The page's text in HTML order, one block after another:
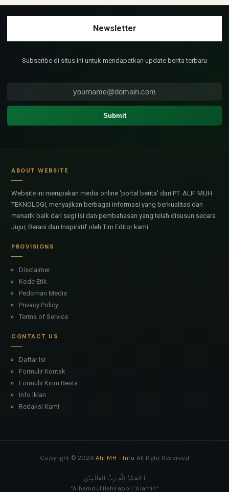
Subscribe di situs ini untuk mendapatkan update berita terbaru
ABOUT WEBSITE
Website ini merupakan media online 'portal berita' dari PT. ALIF MUH
TEKNOLOGI, menyajikan berbagai informasi yang berkualitas dan
menarik baik dari segi isi dan pembahasan yang telah disusun secara
Jujur, Berani dan Inspiratif oleh Tim Editor kami.
PROVISIONS
Disclaimer
Kode Etik
Pedoman Media
Privacy Policy
Terms of Service
CONTACT US
Daftar Isi
Formulir Kontak
Formulir Kirim Berita
Info Iklan
Redaksi Kami
Copyright © 2026Alif MH - Info All Right Reserved
اَ الحَمْدُ لِلّٰهِ رَبِّ العَالَمِيْنَ
“Alhamdulillahirabbil ’Alamin”